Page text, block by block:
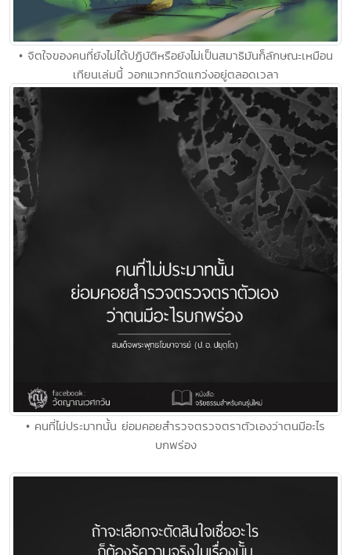
• จิตใจของคนที่ยังไม่ได้ปฏิบัติหรือยังไม่เป็นสมาธิมันก็ลักษณะเหมือน
เทียนเล่มนี้ วอกแวกกวัดแกว่งอยู่ตลอดเวลา
• คนที่ไม่ประมาทนั้น ย่อมคอยสำรวจตรวจตราตัวเองว่าตนมีอะไร
บกพร่อง